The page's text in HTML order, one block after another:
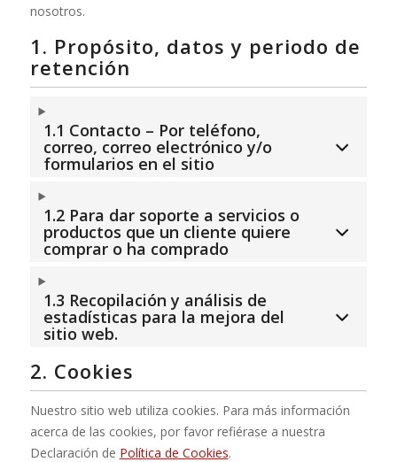
nosotros.
1. Propósito, datos y periodo de
retención
1.1 Contacto – Por teléfono,
correo, correo electrónico y/o
formularios en el sitio
1.2 Para dar soporte a servicios o
productos que un cliente quiere
comprar o ha comprado
1.3 Recopilación y análisis de
estadísticas para la mejora del
sitio web.
2. Cookies
Nuestro sitio web utiliza cookies. Para más información
acerca de las cookies, por favor refiérase a nuestra
Declaración de Política de Cookies.